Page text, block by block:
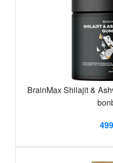
BrainMax Shilajit &